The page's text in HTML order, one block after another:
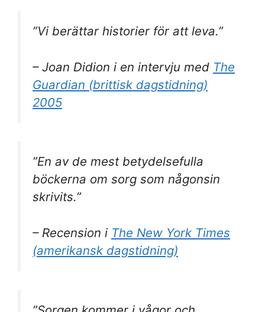
”Vi berättar historier för att leva.”
– Joan Didion i en intervju med The
Guardian (brittisk dagstidning)
2005
”En av de mest betydelsefulla
böckerna om sorg som någonsin
skrivits.”
– Recension i The New York Times
(amerikansk dagstidning)